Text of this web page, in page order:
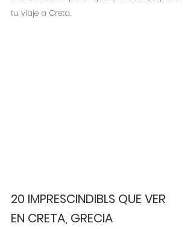
tu viaje a Creta.
20 IMPRESCINDIBLS QUE VER
EN CRETA, GRECIA